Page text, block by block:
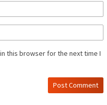
this browser for the next time I